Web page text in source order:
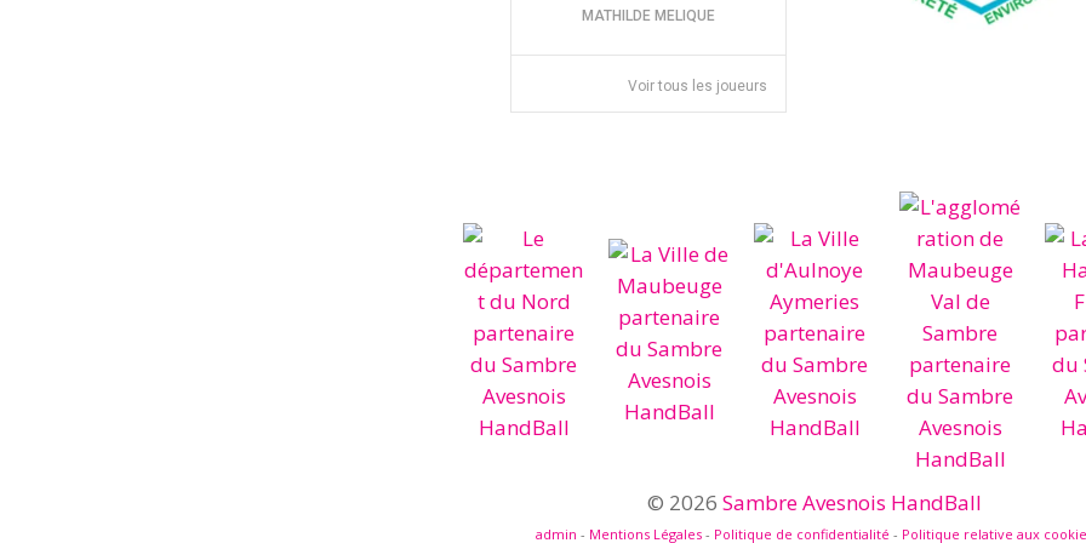
MATHILDE MELIQUE
Voir tous les joueurs
© 2026 Sambre Avesnois HandBall
admin - Mentions Légales - Politique de confidentialité - Politique relative aux